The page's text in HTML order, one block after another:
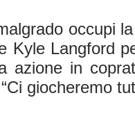
occupi
Kyle Langford
azione in
giocheremo